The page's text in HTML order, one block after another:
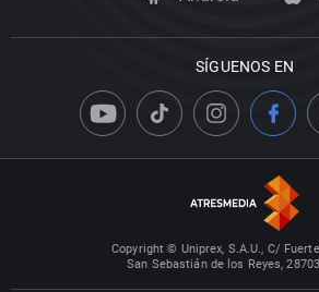
SÍGUENOS EN
Copyright © Uniprex, S.A.U., C/
San Sebastián de los Reyes,